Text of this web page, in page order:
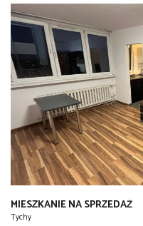
MIESZKANIE NA SPRZEDAŻ
Tychy